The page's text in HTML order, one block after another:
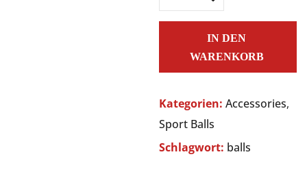
IN DEN
WARENKORB
Kategorien:Accessories,
Sport Balls
Schlagwort: balls